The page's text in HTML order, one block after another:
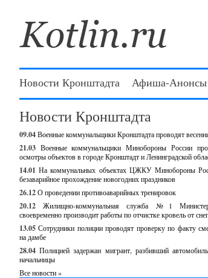
Новости Кронштадта Афиша-Анонсы
Новости Кронштадта
09.04Военные коммунальщики Кронштадта проводят
21.03 Военные коммунальщики Минобороны России
осмотры объектов в городе Кронштадт и Ленинградской
14.01 На коммунальных объектах ЦЖКУ Минобороны
безаварийное прохождение новогодних праздников
26.12О проведении противоаварийных тренировок
20.12
Жилищно-коммунальная служба №1
своевременно производит работы по отчистке кровель от
13.05 Сотрудники полиции проводят проверку по факту
на дамбе
28.04 Полицией задержан мигрант, разбивший
начальницы
Все новости »